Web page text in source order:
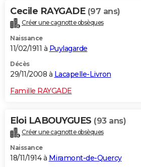
Cecile RAYGADE (97 ans)
Créer une cagnotte obsèques
Naissance
11/02/1911 à Puylagarde
Décès
29/11/2008 à Lacapelle-Livron
Famille RAYGADE
Eloi LABOUYGUES (93 ans)
Créer une cagnotte obsèques
Naissance
18/11/1914 à Miramont-de-Quercy